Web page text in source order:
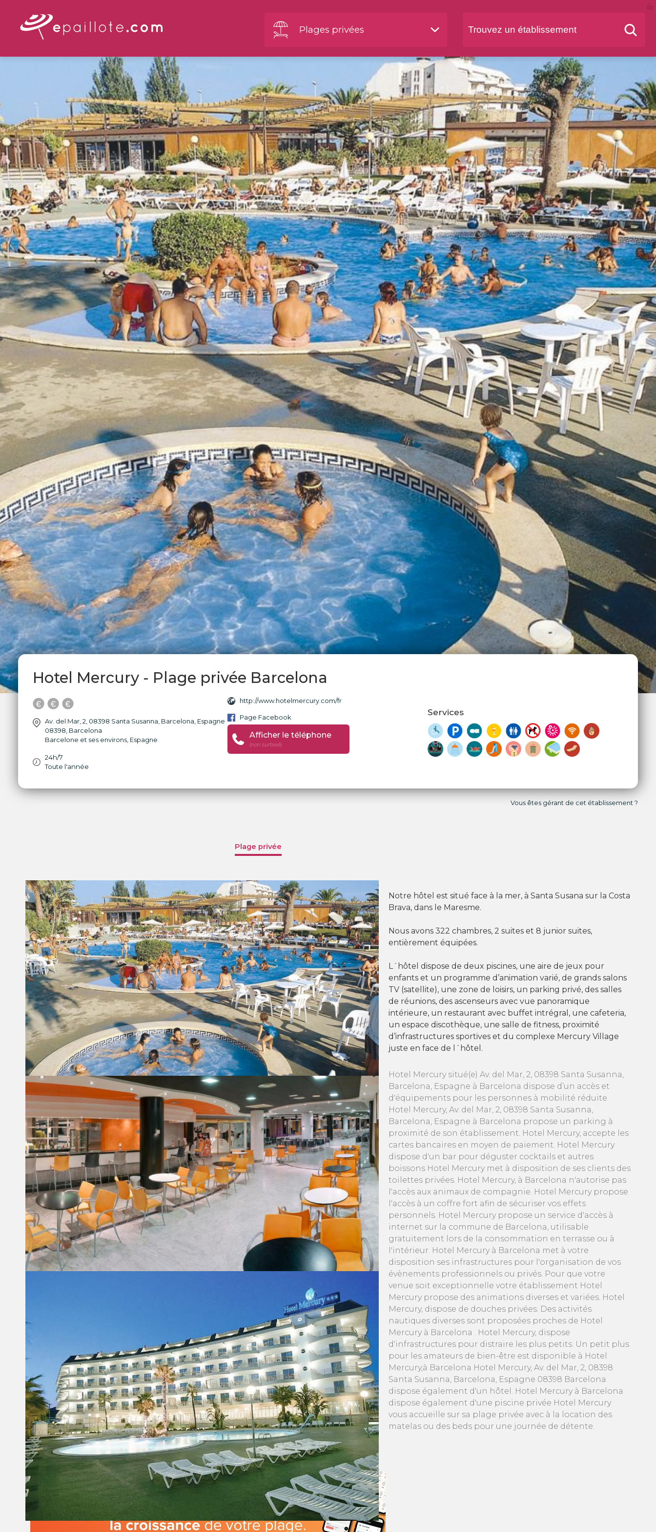
Plages privées
Hotel Mercury - Plage privée Barcelona
Av. del Mar, 2, 08398 Santa Susanna, Barcelona, Espagne
08398 Barcelona
Barcelone et ses environs Espagne
24h/7
Toute l'année
http://www.hotelmercury.com/fr
Page Facebook
Afficher le téléphone
(non surtaxé)
Services
Vous êtes gérant de cet établissement ?
Plage privée
Notre hôtel est situé face à la mer, à Santa Susana sur la Costa
Brava, dans le Maresme.
Nous avons 322 chambres, 2 suites et 8 junior suites,
entièrement équipées.
L´hôtel dispose de deux piscines, une aire de jeux pour
enfants et un programme d’animation varié, de grands salons
TV (satellite), une zone de loisirs, un parking privé, des salles
de réunions, des ascenseurs avec vue panoramique
intérieure, un restaurant avec buffet intrégral, une cafeteria,
un espace discothèque, une salle de fitness, proximité
d’infrastructures sportives et du complexe Mercury Village
juste en face de l´hôtel.
Hotel Mercury situé(e) Av. del Mar, 2, 08398 Santa Susanna,
Barcelona, Espagne à Barcelona dispose d’un accès et
d'équipements pour les personnes à mobilité réduite.
Hotel Mercury, Av. del Mar, 2, 08398 Santa Susanna,
Barcelona, Espagne à Barcelona propose un parking à
proximité de son établissement. Hotel Mercury, accepte les
cartes bancaires en moyen de paiement. Hotel Mercury
dispose d'un bar pour déguster cocktails et autres
boissons Hotel Mercury met à disposition de ses clients des
toilettes privées. Hotel Mercury, à Barcelona n'autorise pas
l'accès aux animaux de compagnie. Hotel Mercury propose
l'accès à un coffre fort afin de sécuriser vos effets
personnels. Hotel Mercury propose un service d'accès à
internet sur la commune de Barcelona, utilisable
gratuitement lors de la consommation en terrasse ou à
l'intérieur. Hotel Mercury à Barcelona met à votre
disposition ses infrastructures pour l'organisation de vos
évènements professionnels ou privés. Pour que votre
venue soit exceptionnelle votre établissement Hotel
Mercury propose des animations diverses et variées. Hotel
Mercury, dispose de douches privées. Des activités
nautiques diverses sont proposées proches de Hotel
Mercury à Barcelona . Hotel Mercury, dispose
d'infrastructures pour distraire les plus petits. Un petit plus
pour les amateurs de bien-être est disponible à Hotel
Mercury,à Barcelona Hotel Mercury, Av. del Mar, 2, 08398
Santa Susanna, Barcelona, Espagne 08398 Barcelona
dispose également d'un hôtel. Hotel Mercury à Barcelona
dispose également d'une piscine privée Hotel Mercury
vous accueille sur sa plage privée avec à la location des
matelas ou des beds pour une journée de détente.